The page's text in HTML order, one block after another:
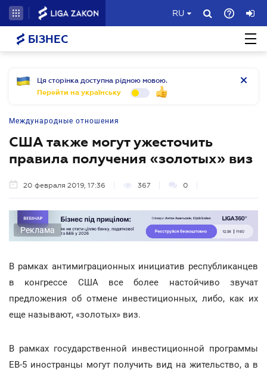
RU
БІЗНЕС
Ця сторінка доступна рідною мовою.
Перейти на українську
Международные отношения
США также могут ужесточить
правила получения «золотых» виз
20 февраля 2019, 17:36 367 0
Реклама
В рамках антимиграционных инициатив республиканцев
в конгрессе США все более настойчиво звучат
предложения об отмене инвестиционных, либо, как их
еще называют, «золотых» виз.
В рамках государственной инвестиционной программы
ЕВ-5 иностранцы могут получить вид на жительство, а в